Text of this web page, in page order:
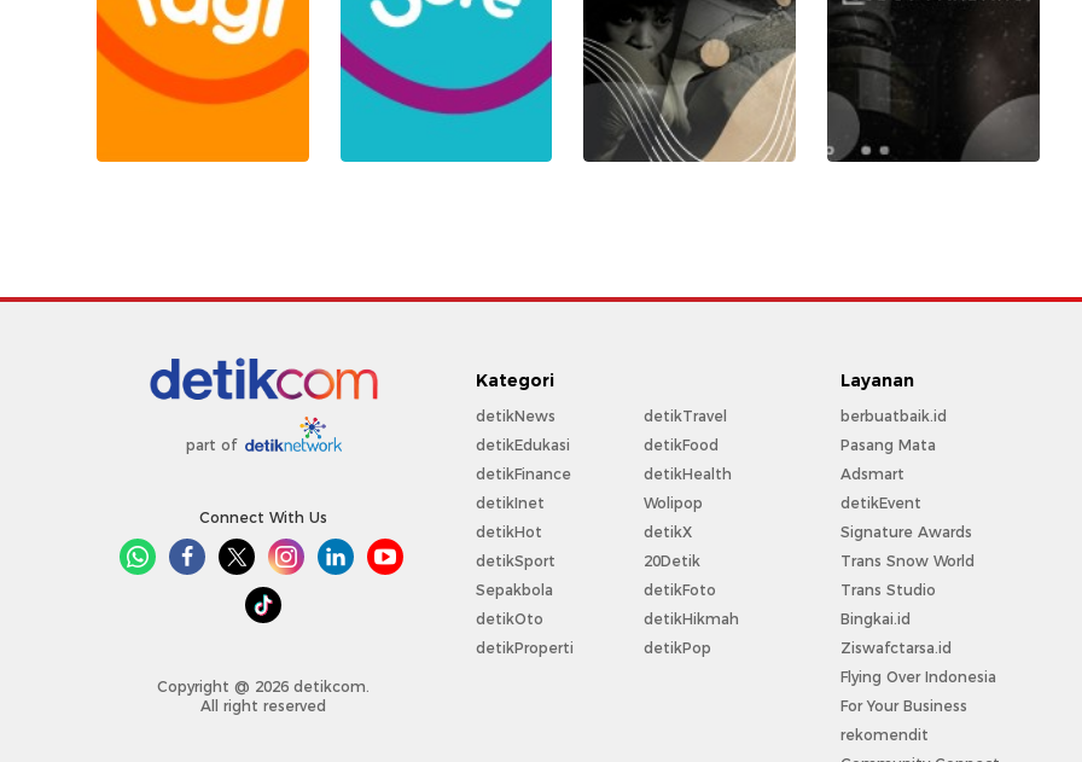
part of
Connect With Us
Copyright @ 2026 detikcom.
All right reserved
Kategori
detikNews
detikEdukasi
detikFinance
detikInet
detikHot
detikSport
Sepakbola
detikOto
detikProperti
detikTravel
detikFood
detikHealth
Wolipop
detikX
20Detik
detikFoto
detikHikmah
detikPop
Layanan
berbuatbaik.id
Pasang Mata
Adsmart
detikEvent
Signature Awards
Trans Snow World
Trans Studio
Bingkai.id
Ziswafctarsa.id
Flying Over Indonesia
For Your Business
rekomendit